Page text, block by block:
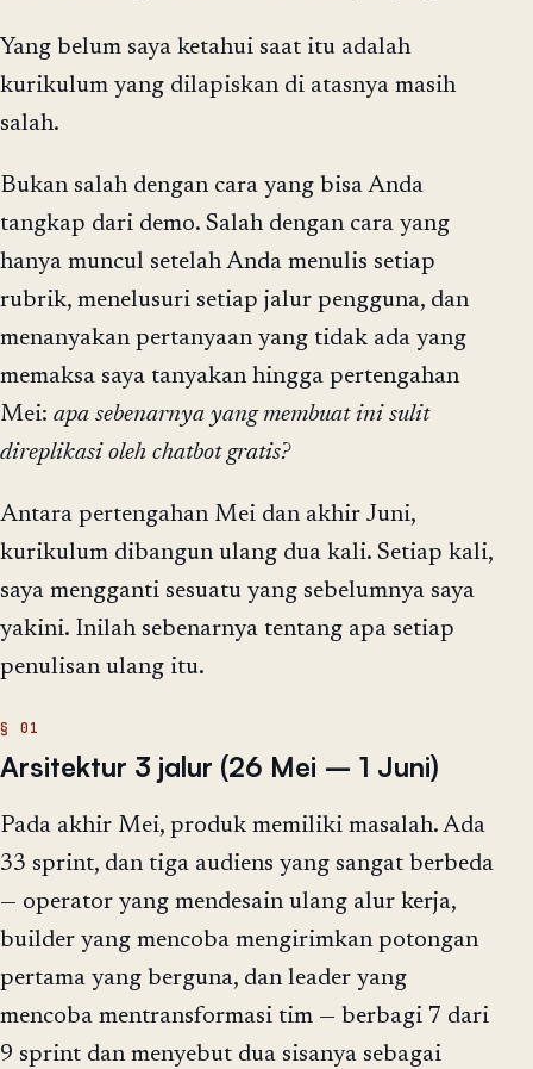
Yang belum saya ketahui saat itu adalah
kurikulum yang dilapiskan di atasnya masih
salah.
Bukan salah dengan cara yang bisa Anda
tangkap dari demo. Salah dengan cara yang
hanya muncul setelah Anda menulis setiap
rubrik, menelusuri setiap jalur pengguna, dan
menanyakan pertanyaan yang tidak ada yang
memaksa saya tanyakan hingga pertengahan
Mei: apa sebenarnya yang membuat ini sulit
direplikasi oleh chatbot gratis?
Antara pertengahan Mei dan akhir Juni,
kurikulum dibangun ulang dua kali. Setiap kali,
saya mengganti sesuatu yang sebelumnya saya
yakini. Inilah sebenarnya tentang apa setiap
penulisan ulang itu.
Arsitektur 3 jalur (26 Mei – 1 Juni)
Pada akhir Mei, produk memiliki masalah. Ada
33 sprint, dan tiga audiens yang sangat berbeda
— operator yang mendesain ulang alur kerja,
builder yang mencoba mengirimkan potongan
pertama yang berguna, dan leader yang
mencoba mentransformasi tim — berbagi 7 dari
9 sprint dan menyebut dua sisanya sebagai